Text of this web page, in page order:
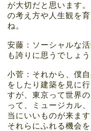
が大切だと思います
の考え方や人生観を
ね。
安藤：ソーシャルな
も誇りに思うでしょう
小菅：それから、僕
をしたり建築を見に
すが、東京って世界
って、ミュージカル
当にいいものが来ま
それらにふれる機会